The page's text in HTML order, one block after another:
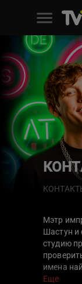
Мэтр
Шастун и
студию
имена
Еще